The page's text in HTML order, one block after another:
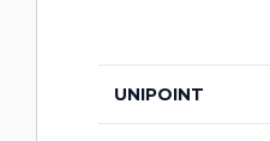
UNIPOINT